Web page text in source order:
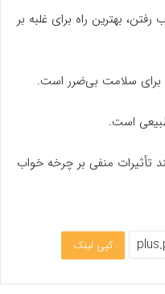
بهترین راه برای غلبه بر
تأثیرات منفی بر چرخه خواب
کپی لینک